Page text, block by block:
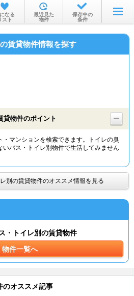
部屋を探す
沿線・駅から
物件特集から
TOP
なる
スト
最近見た
物件
保存中の
条件
賃貸物件情報を探す
貸物件のポイント
・マンションを検索できます。トイレの臭
いバス・トイレ別物件で生活してみません
別の賃貸物件のオススメ情報を見る
・トイレ別の賃貸物件
物件一覧へ
のオススメ記事